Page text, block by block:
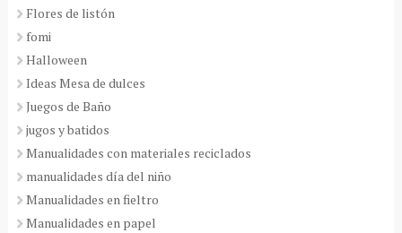
Flores de listón
fomi
Halloween
Ideas Mesa de dulces
Juegos de Baño
jugos y batidos
Manualidades con materiales reciclados
manualidades día del niño
Manualidades en fieltro
Manualidades en papel